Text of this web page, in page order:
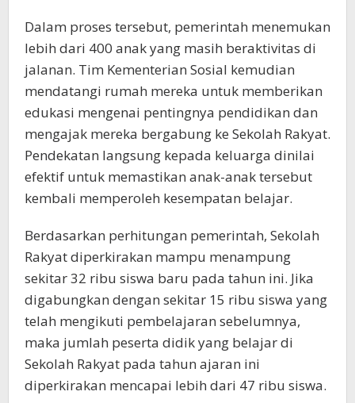
Dalam proses tersebut, pemerintah menemukan
lebih dari 400 anak yang masih beraktivitas di
jalanan. Tim Kementerian Sosial kemudian
mendatangi rumah mereka untuk memberikan
edukasi mengenai pentingnya pendidikan dan
mengajak mereka bergabung ke Sekolah Rakyat.
Pendekatan langsung kepada keluarga dinilai
efektif untuk memastikan anak-anak tersebut
kembali memperoleh kesempatan belajar.
Berdasarkan perhitungan pemerintah, Sekolah
Rakyat diperkirakan mampu menampung
sekitar 32 ribu siswa baru pada tahun ini. Jika
digabungkan dengan sekitar 15 ribu siswa yang
telah mengikuti pembelajaran sebelumnya,
maka jumlah peserta didik yang belajar di
Sekolah Rakyat pada tahun ajaran ini
diperkirakan mencapai lebih dari 47 ribu siswa.